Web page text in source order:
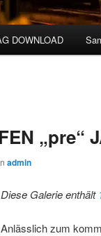
DOWNLOAD
„pre“
admin
Diese Galerie enthält
Anlässlich zum